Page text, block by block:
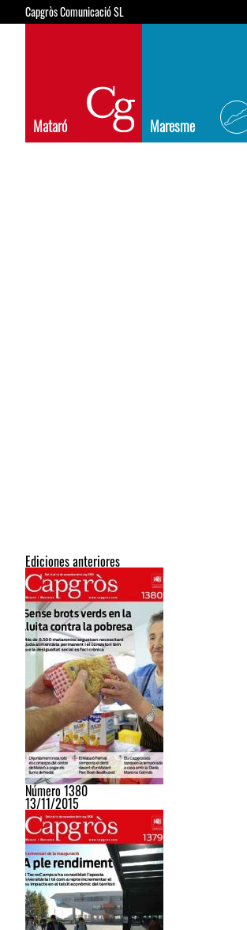
Capgròs Comunicació SL
Mataró Maresme
Ediciones anteriores
Número 1380
13/11/2015